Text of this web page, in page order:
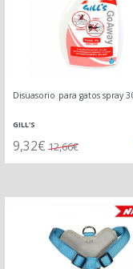
Disuasorio para gatos spray
GILL'S
9,32€ 12,66€